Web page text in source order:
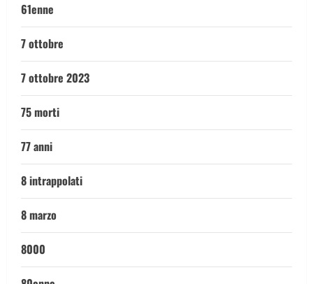
61enne
7 ottobre
7 ottobre 2023
75 morti
77 anni
8 intrappolati
8 marzo
8000